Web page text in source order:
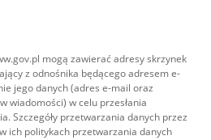
mogą zawierać adresy skrzynek
z odnośnika będącego adresem e-
jego danych (adres e-mail oraz
wiadomości) w celu przesłania
Szczegóły przetwarzania danych przez
ich politykach przetwarzania danych